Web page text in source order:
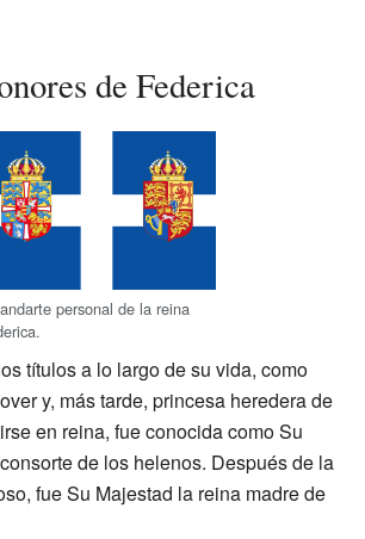
de Federica
personal de la reina
títulos a lo largo de su vida, como
y, más tarde, princesa heredera de
en reina, fue conocida como Su
de los helenos. Después de la
fue Su Majestad la reina madre de